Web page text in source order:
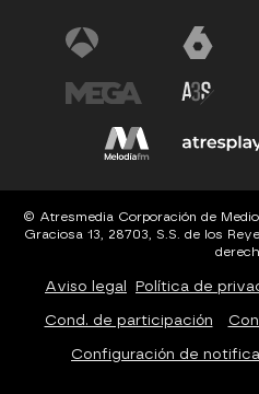
© Atresmedia Corporación de
Graciosa 13, 28703, S.S. de los
Aviso legal Política de
Cond. de participación
Configuración de